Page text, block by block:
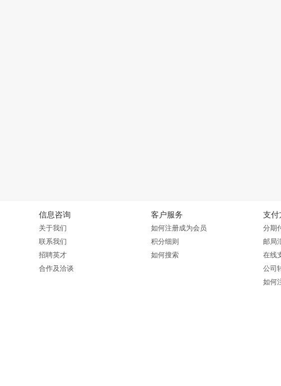
信息咨询
关于我们
联系我们
招聘英才
合作及洽谈
客户服务
如何注册成为会员
积分细则
如何搜索
支付
分期
邮局
在线
公司
如何